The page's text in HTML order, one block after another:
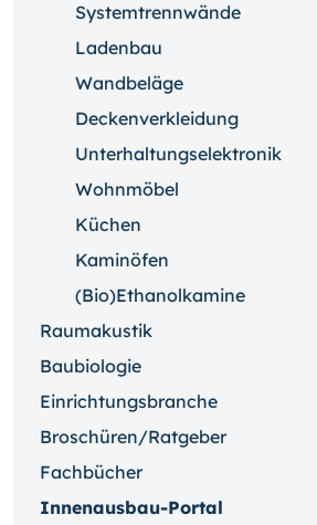
Systemtrennwände
Ladenbau
Wandbeläge
Deckenverkleidung
Unterhaltungselektronik
Wohnmöbel
Küchen
Kaminöfen
(Bio)Ethanolkamine
Raumakustik
Baubiologie
Einrichtungsbranche
Broschüren/Ratgeber
Fachbücher
Innenausbau-Portal